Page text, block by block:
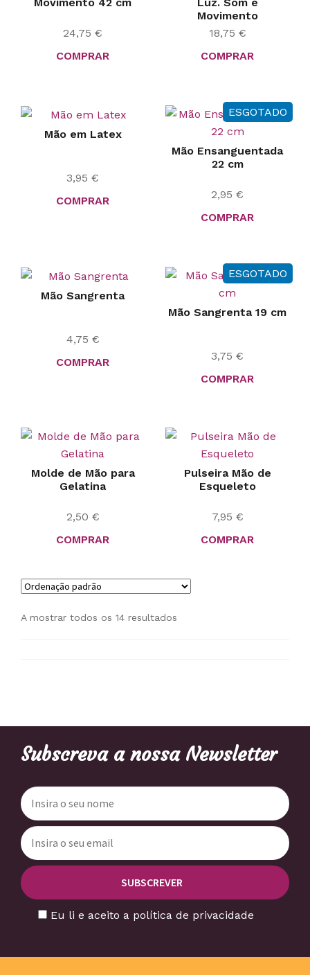
24,75 €
COMPRAR
Movimento
18,75 €
COMPRAR
Mão em Latex
3,95 €
COMPRAR
ESGOTADO
Mão Ensanguentada
22 cm
2,95 €
COMPRAR
Mão Sangrenta
4,75 €
COMPRAR
ESGOTADO
Mão Sangrenta 19 cm
3,75 €
COMPRAR
Molde de Mão para
Gelatina
2,50 €
COMPRAR
Pulseira Mão de
Esqueleto
7,95 €
COMPRAR
A mostrar todos os 14 resultados
Subscreva a nossa Newsletter
Eu li e aceito a política de privacidade